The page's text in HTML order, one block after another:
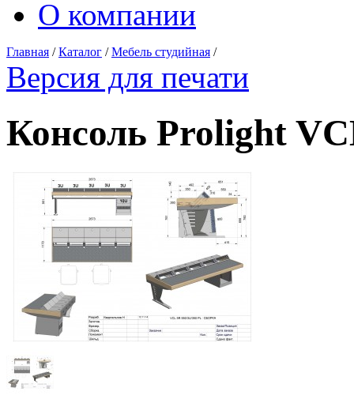
О компании
Главная /Каталог /Мебель студийная /
Версия для печати
Консоль Prolight